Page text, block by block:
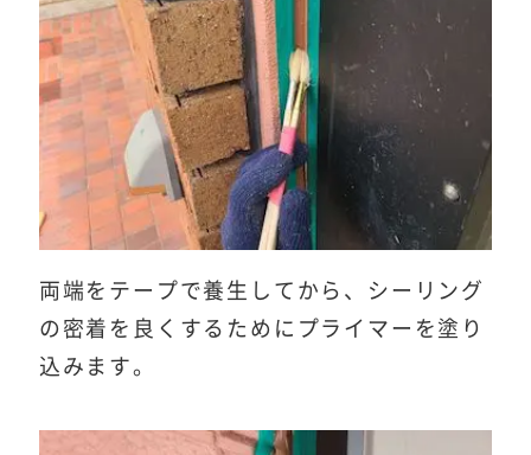
両端をテープで養生してから、シーリング
の密着を良くするためにプライマーを塗り
込みます。